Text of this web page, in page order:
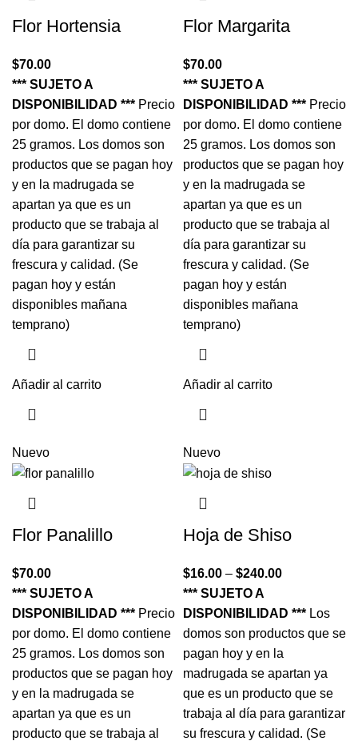
Flor Hortensia
$70.00
*** SUJETO A
DISPONIBILIDAD *** Precio
por domo. El domo contiene
25 gramos. Los domos son
productos que se pagan hoy
y en la madrugada se
apartan ya que es un
producto que se trabaja al
día para garantizar su
frescura y calidad. (Se
pagan hoy y están
disponibles mañana
temprano)
Añadir al carrito
Flor Margarita
$70.00
*** SUJETO A
DISPONIBILIDAD *** Precio
por domo. El domo contiene
25 gramos. Los domos son
productos que se pagan hoy
y en la madrugada se
apartan ya que es un
producto que se trabaja al
día para garantizar su
frescura y calidad. (Se
pagan hoy y están
disponibles mañana
temprano)
Añadir al carrito
Nuevo
Flor Panalillo
$70.00
*** SUJETO A
DISPONIBILIDAD *** Precio
por domo. El domo contiene
25 gramos. Los domos son
productos que se pagan hoy
y en la madrugada se
apartan ya que es un
producto que se trabaja al
Nuevo
Hoja de Shiso
$16.00 – $240.00
*** SUJETO A
DISPONIBILIDAD *** Los
domos son productos que se
pagan hoy y en la
madrugada se apartan ya
que es un producto que se
trabaja al día para garantizar
su frescura y calidad. (Se